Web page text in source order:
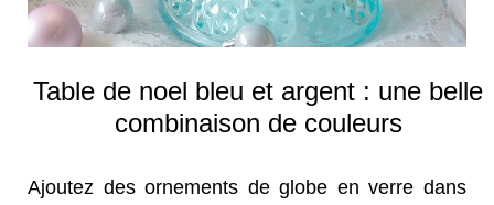
Table de noel bleu et argent : une belle
combinaison de couleurs
Ajoutez des ornements de globe en verre dans